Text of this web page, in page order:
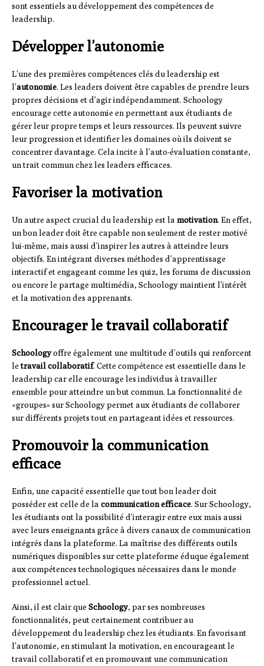
sont essentiels au développement des compétences de
leadership.
Développer l’autonomie
L’une des premières compétences clés du leadership est
l’autonomie. Les leaders doivent être capables de prendre leurs
propres décisions et d’agir indépendamment. Schoology
encourage cette autonomie en permettant aux étudiants de
gérer leur propre temps et leurs ressources. Ils peuvent suivre
leur progression et identifier les domaines où ils doivent se
concentrer davantage. Cela incite à l’auto-évaluation constante,
un trait commun chez les leaders efficaces.
Favoriser la motivation
Un autre aspect crucial du leadership est la motivation. En effet,
un bon leader doit être capable non seulement de rester motivé
lui-même, mais aussi d’inspirer les autres à atteindre leurs
objectifs. En intégrant diverses méthodes d’apprentissage
interactif et engageant comme les quiz, les forums de discussion
ou encore le partage multimédia, Schoology maintient l’intérêt
et la motivation des apprenants.
Encourager le travail collaboratif
Schoologyoffre également une multitude d’outils qui renforcent
letravail collaboratif. Cette compétence est essentielle dans le
leadership car elle encourage les individus à travailler
ensemble pour atteindre un but commun. La fonctionnalité de
«groupes» sur Schoology permet aux étudiants de collaborer
sur différents projets tout en partageant idées et ressources.
Promouvoir la communication
efficace
Enfin, une capacité essentielle que tout bon leader doit
posséder est celle de la communication efficace. Sur Schoology,
les étudiants ont la possibilité d’interagir entre eux mais aussi
avec leurs enseignants grâce à divers canaux de communication
intégrés dans la plateforme. La maîtrise des différents outils
numériques disponibles sur cette plateforme éduque également
aux compétences technologiques nécessaires dans le monde
professionnel actuel.
Ainsi, il est clair que Schoology, par ses nombreuses
fonctionnalités, peut certainement contribuer au
développement du leadership chez les étudiants. En favorisant
l’autonomie, en stimulant la motivation, en encourageant le
travail collaboratif et en promouvant une communication